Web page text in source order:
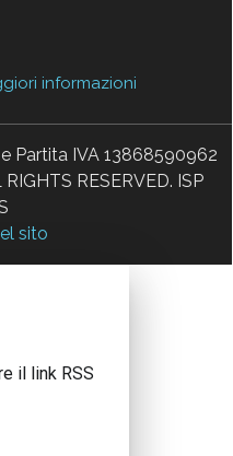
informazioni
Partita IVA 13868590962
RESERVED. ISP
sito
il link RSS